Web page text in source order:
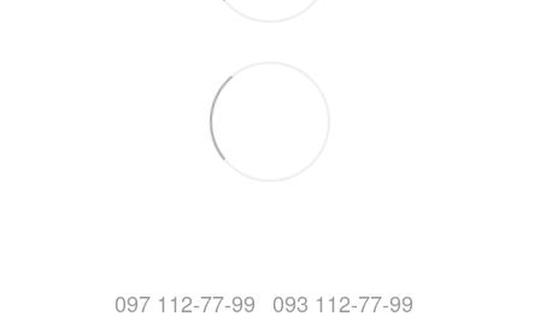
097 112-77-99 093 112-77-99